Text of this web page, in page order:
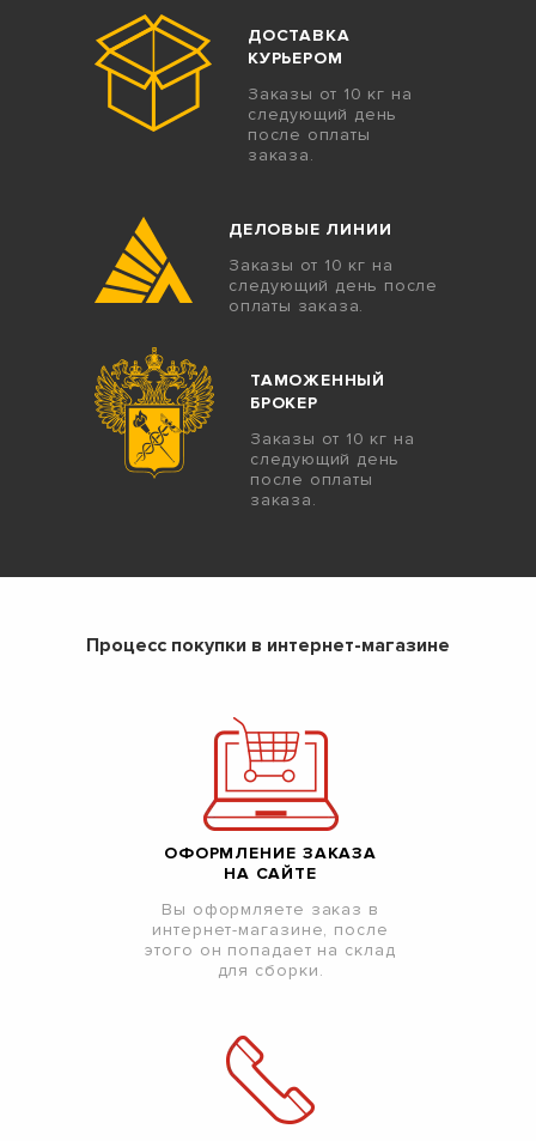
ДОСТАВКА
КУРЬЕРОМ
Заказы от 10 кг на
следующий день
после оплаты
заказа.
ДЕЛОВЫЕ ЛИНИИ
Заказы от 10 кг на
следующий день после
оплаты заказа.
ТАМОЖЕННЫЙ
БРОКЕР
Заказы от 10 кг на
следующий день
после оплаты
заказа.
Процесс покупки в интернет-магазине
ОФОРМЛЕНИЕ ЗАКАЗА
НА САЙТЕ
Вы оформляете заказ в
интернет-магазине, после
этого он попадает на склад
для сборки.